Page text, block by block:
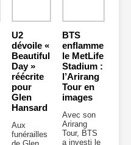
U2
dévoile «
Beautiful
Day »
réécrite
pour
Glen
Hansard
Aux
funérailles
de Glen
BTS
enflamme
le MetLife
Stadium :
l’Arirang
Tour en
images
Avec son
Arirang
Tour, BTS
a investi le